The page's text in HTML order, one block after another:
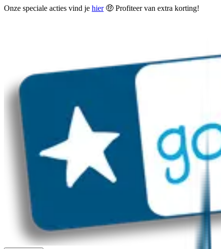
Onze speciale acties vind je hier🤑 Profiteer van extra korting!